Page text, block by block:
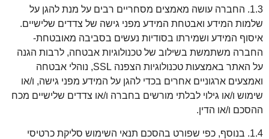
1.3. החברה עושה מאמצים מסחריים רבים על מנת להגן על
שלמות המידע ואבטחת המידע מפני גישה של צדדים שלישיים.
איסוף המידע ושמירתו בסודיות נעשים בסביבה מאובטחת-
החברה משתמשת בשילוב של טכנולוגיות אבטחה, לרבות הגנה
על האתר באמצעות טכנולוגיות הצפנה SSL, נוהלי אבטחה
ואמצעים ארגוניים אחרים בכדי להגן על המידע מפני גישה, ו/או
שימוש ו/או גילוי לבלתי מורשים בחברה ו/או צדדים שלישיים מכח
ההסכם ו/או הדין.
1.4. בנוסף, כפי שפורט בהסכם תנאי השימוש סליקת כרטיסי